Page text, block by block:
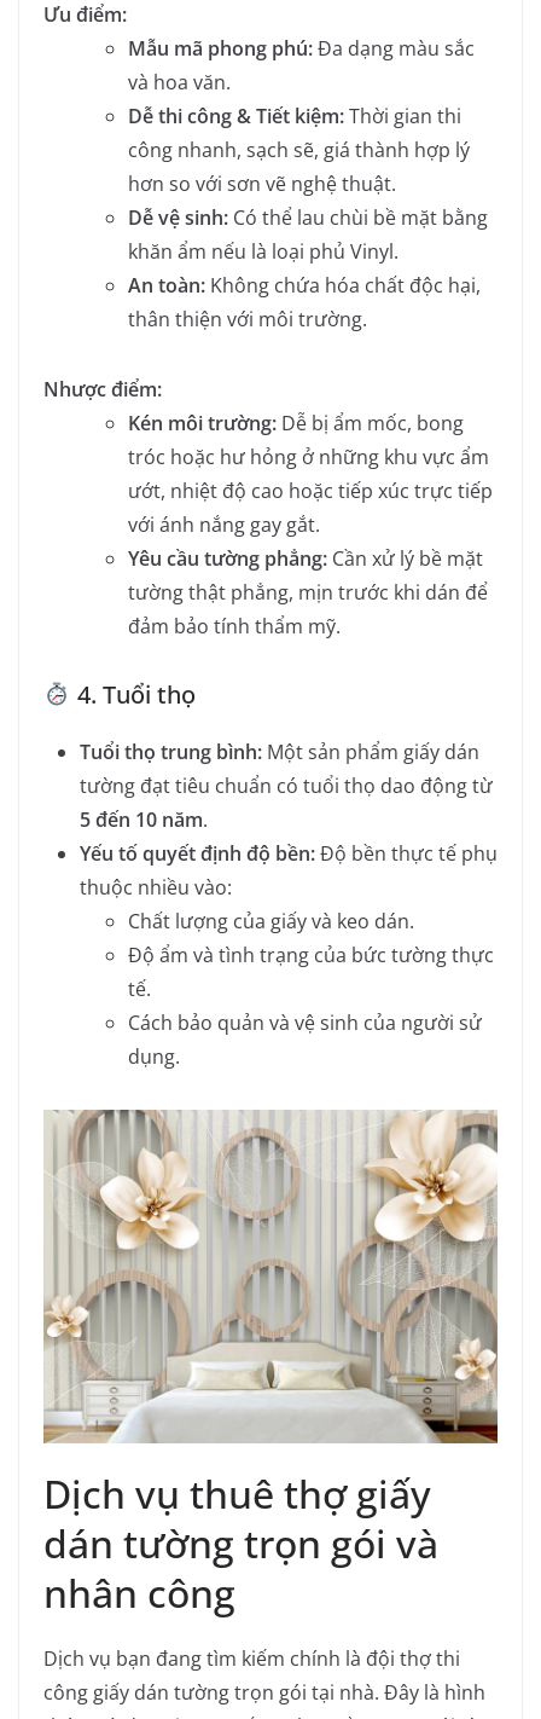
Ưu điểm:
Mẫu mã phong phú:Đa dạng màu sắc
và hoa văn.
Dễ thi công & Tiết kiệm:Thời gian thi
công nhanh, sạch sẽ, giá thành hợp lý
hơn so với sơn vẽ nghệ thuật.
Dễ vệ sinh: Có thể lau chùi bề mặt bằng
khăn ẩm nếu là loại phủ Vinyl.
An toàn: Không chứa hóa chất độc hại,
thân thiện với môi trường.
Nhược điểm:
Kén môi trường: Dễ bị ẩm mốc, bong
tróc hoặc hư hỏng ở những khu vực ẩm
ướt, nhiệt độ cao hoặc tiếp xúc trực tiếp
với ánh nắng gay gắt.
Yêu cầu tường phẳng: Cần xử lý bề mặt
tường thật phẳng, mịn trước khi dán để
đảm bảo tính thẩm mỹ.
4. Tuổi thọ
Tuổi thọ trung bình: Một sản phẩm giấy dán
tường đạt tiêu chuẩn có tuổi thọ dao động từ
5 đến 10 năm.
Yếu tố quyết định độ bền:Độ bền thực tế phụ
thuộc nhiều vào:
Chất lượng của giấy và keo dán.
Độ ẩm và tình trạng của bức tường thực
tế.
Cách bảo quản và vệ sinh của người sử
dụng.
Dịch vụ thuê thợ giấy
dán tường trọn gói và
nhân công
Dịch vụ bạn đang tìm kiếm chính là đội thợ thi
công giấy dán tường trọn gói tại nhà. Đây là hình